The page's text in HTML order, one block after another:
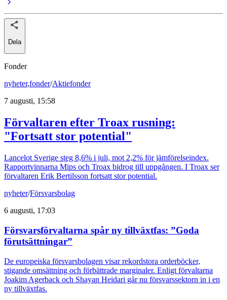
Dela
Fonder
nyheter,fonder/Aktiefonder
7 augusti, 15:58
Förvaltaren efter Troax rusning:
"Fortsatt stor potential"
Lancelot Sverige steg 8,6% i juli, mot 2,2% för jämförelseindex.
Rapportvinnarna Mips och Troax bidrog till uppgången. I Troax ser
förvaltaren Erik Bertilsson fortsatt stor potential.
nyheter/Försvarsbolag
6 augusti, 17:03
Försvarsförvaltarna spår ny tillväxtfas: ”Goda
förutsättningar”
De europeiska försvarsbolagen visar rekordstora orderböcker,
stigande omsättning och förbättrade marginaler. Enligt förvaltarna
Joakim Agerback och Shayan Heidari går nu försvarssektorn in i en
ny tillväxtfas.